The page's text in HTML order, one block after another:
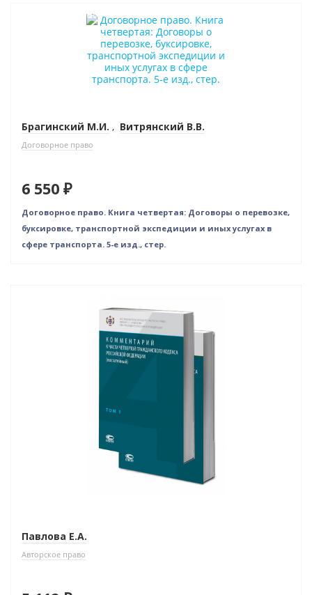
Индивидуальный подход
Брагинский М.И. , Витрянский В.В.
Договорное право
6 550 ₽
Договорное право. Книга четвертая: Договоры о перевозке,
буксировке, транспортной экспедиции и иных услугах в
сфере транспорта. 5-е изд., стер.
Павлова Е.А.
Авторское право